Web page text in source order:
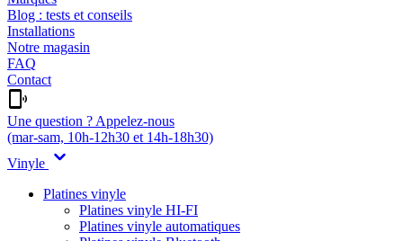
Blog : tests et conseils
Installations
Notre magasin
FAQ
Contact
Une question ? Appelez-nous
(mar-sam, 10h-12h30 et 14h-18h30)
Vinyle
Platines vinyle
Platines vinyle HI-FI
Platines vinyle automatiques